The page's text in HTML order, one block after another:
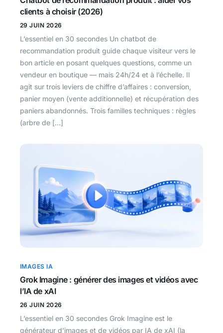
clients à choisir (2026)
29 JUIN 2026
L’essentiel en 30 secondes Un chatbot de
recommandation produit guide chaque visiteur vers le
bon article en posant quelques questions, comme un
vendeur en boutique — mais 24h/24 et à l’échelle. Il
agit sur trois leviers de chiffre d’affaires : conversion,
panier moyen (vente additionnelle) et récupération des
paniers abandonnés. Trois familles techniques : règles
(arbre de […]
IMAGES IA
Grok Imagine : générer des images et vidéos avec
l’IA de xAI
26 JUIN 2026
L’essentiel en 30 secondes Grok Imagine est le
générateur d’images et de vidéos par IA de xAI (la